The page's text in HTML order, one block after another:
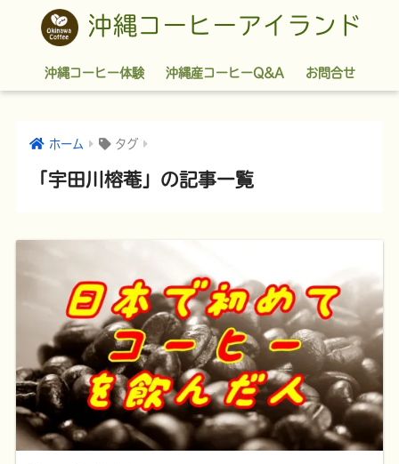
沖縄コーヒーアイランド
沖縄コーヒー体験 沖縄産コーヒーQ&A お問合せ
ホーム タグ
「宇田川榕菴」の記事一覧